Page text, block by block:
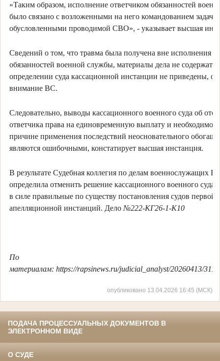
«Таким образом, исполнение ответчиком обязанностей
было связано с возложенными на него командованием
обусловленными проводимой СВО», - указывает высшая
Сведений о том, что травма была получена вне исполнения
обязанностей военной службы, материалы дела не содержат
определении суда кассационной инстанции не приведены,
внимание ВС.
Следовательно, выводы кассационного военного суда об
ответчика права на единовременную выплату и
причине применения последствий неосновательного
являются ошибочными, констатирует высшая инстанция.
В результате Судебная коллегия по делам военнослужащих
определила отменить решение кассационного военного суда
в силе правильные по существу постановления судов первой
апелляционной инстанций. Дело №222-КГ26-1-К10
По
материалам: https://rapsinews.ru/judicial_analyst/20260413/
опубликовано 13.04.2026 16:45 (МСК)
ПОДАЧА ПРОЦЕССУАЛЬНЫХ ДОКУМЕНТОВ В
ЭЛЕКТРОННОМ ВИДЕ
О СУДЕ